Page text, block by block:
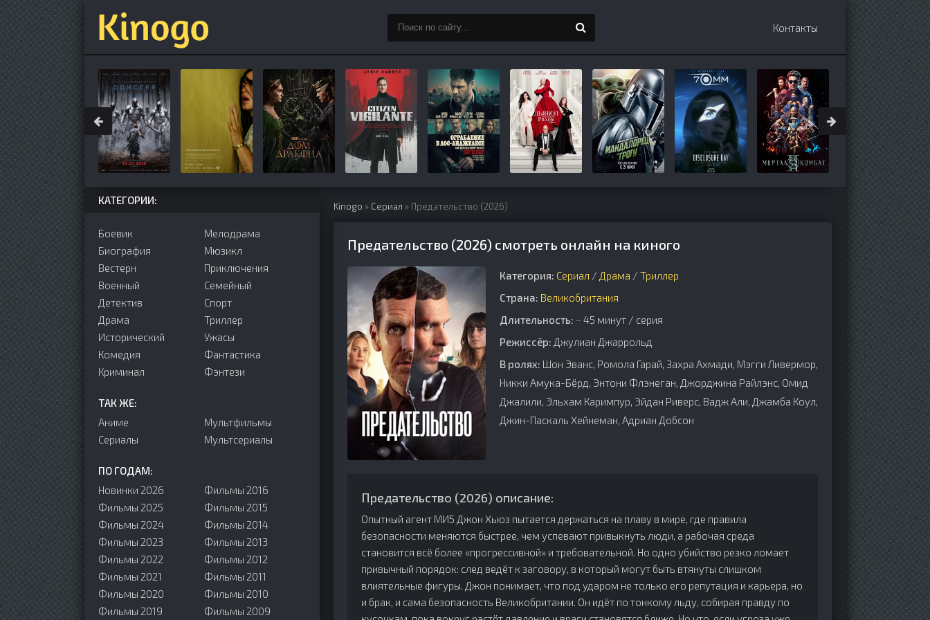
Контакты
Kinogo » Сериал » Предательство (2026)
Предательство (2026) смотреть онлайн на киного
Категория: Сериал / Драма / Триллер
Страна: Великобритания
Длительность: ~ 45 минут / серия
Режиссёр: Джулиан Джаррольд
В ролях: Шон Эванс, Ромола Гарай, Захра Ахмади, Мэгги Ливермор,
Никки Амука-Бёрд, Энтони Флэнеган, Джорджина Райлэнс, Омид
Джалили, Эльхам Каримпур, Эйдан Риверс, Вадж Али, Джамба Коул,
Джин-Паскаль Хейнеман, Адриан Добсон
Предательство (2026) описание:
Опытный агент МИ5 Джон Хьюз пытается держаться на плаву в мире, где правила
безопасности меняются быстрее, чем успевают привыкнуть люди, а рабочая среда
становится всё более «прогрессивной» и требовательной. Но одно убийство резко ломает
привычный порядок: след ведёт к заговору, в который могут быть втянуты слишком
влиятельные фигуры. Джон понимает, что под ударом не только его репутация и карьера, но
и брак, и сама безопасность Великобритании. Он идёт по тонкому льду, собирая правду по
КАТЕГОРИИ:
Боевик
Биография
Вестерн
Военный
Детектив
Драма
Исторический
Комедия
Криминал
Мелодрама
Мюзикл
Приключения
Семейный
Cпорт
Триллер
Ужасы
Фантастика
Фэнтези
ТАК ЖЕ:
Аниме
Сериалы
Мультфильмы
Мультсериалы
ПО ГОДАМ:
Новинки 2026
Фильмы 2025
Фильмы 2024
Фильмы 2023
Фильмы 2022
Фильмы 2021
Фильмы 2020
Фильмы 2019
Фильмы 2016
Фильмы 2015
Фильмы 2014
Фильмы 2013
Фильмы 2012
Фильмы 2011
Фильмы 2010
Фильмы 2009